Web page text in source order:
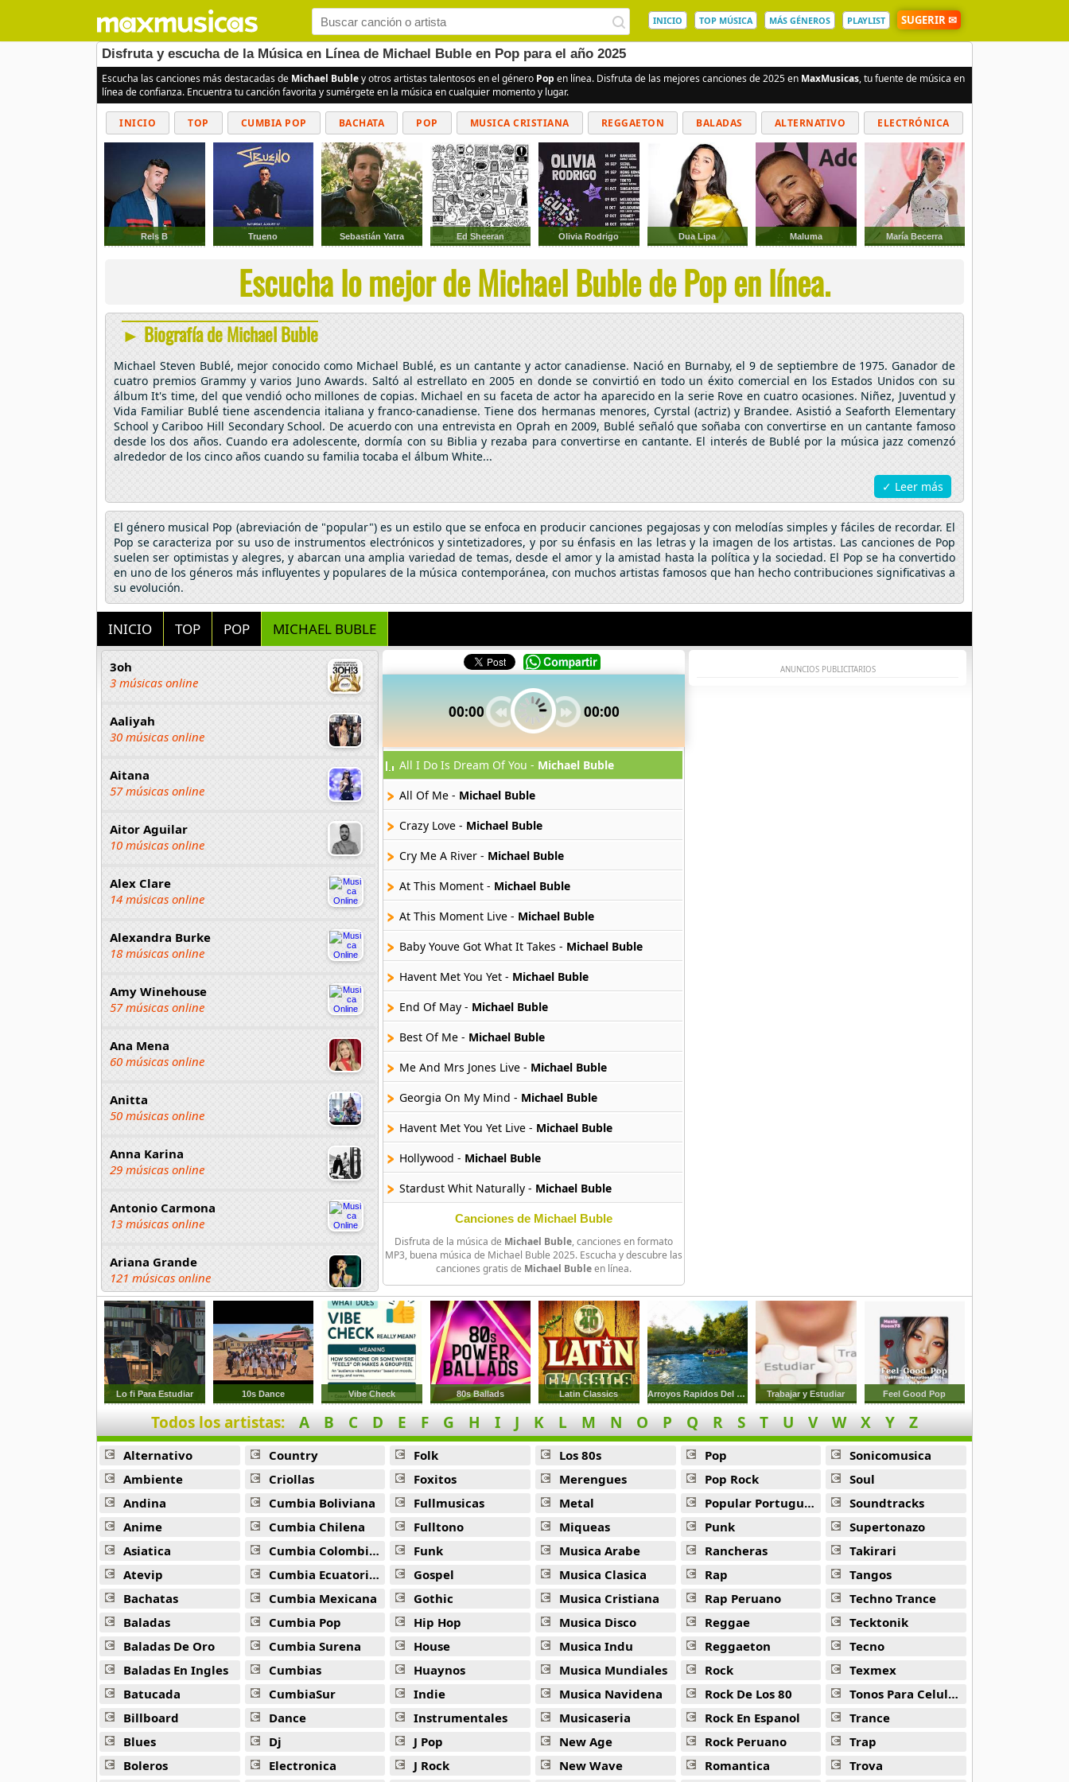
INICIO TOP MÚSICA MÁS GÉNEROS PLAYLIST SUGERIR ✉
Disfruta y escucha de la Música en Línea de Michael Buble en Pop para el año 2025
Escucha las canciones más destacadas de Michael Bubley otros artistas talentosos en el género Pop en línea. Disfruta de las mejores canciones de 2025 en MaxMusicas, tu fuente de música en
línea de confianza. Encuentra tu canción favorita y sumérgete en la música en cualquier momento y lugar.
INICIO TOP CUMBIA POP BACHATA POP MUSICA CRISTIANA REGGAETON BALADAS ALTERNATIVO ELECTRÓNICA
CUMBIAS
Rels B Trueno Sebastián Yatra Ed Sheeran Olivia Rodrigo Dua Lipa Maluma María Becerra
Escucha lo mejor de Michael Buble de Pop en línea.
► Biografía de Michael Buble
Michael Steven Bublé, mejor conocido como Michael Bublé, es un cantante y actor canadiense. Nació en Burnaby, el 9 de septiembre de 1975. Ganador de
cuatro premios Grammy y varios Juno Awards. Saltó al estrellato en 2005 en donde se convirtió en todo un éxito comercial en los Estados Unidos con su
álbum It's time, del que vendió ocho millones de copias. Michael en su faceta de actor ha aparecido en la serie Rove en cuatro ocasiones. Niñez, Juventud y
Vida Familiar Bublé tiene ascendencia italiana y franco-canadiense. Tiene dos hermanas menores, Cyrstal (actriz) y Brandee. Asistió a Seaforth Elementary
School y Cariboo Hill Secondary School. De acuerdo con una entrevista en Oprah en 2009, Bublé señaló que soñaba con convertirse en un cantante famoso
desde los dos años. Cuando era adolescente, dormía con su Biblia y rezaba para convertirse en cantante. El interés de Bublé por la música jazz comenzó
alrededor de los cinco años cuando su familia tocaba el álbum White...
✓ Leer más
El género musical Pop (abreviación de "popular") es un estilo que se enfoca en producir canciones pegajosas y con melodías simples y fáciles de recordar. El
Pop se caracteriza por su uso de instrumentos electrónicos y sintetizadores, y por su énfasis en las letras y la imagen de los artistas. Las canciones de Pop
suelen ser optimistas y alegres, y abarcan una amplia variedad de temas, desde el amor y la amistad hasta la política y la sociedad. El Pop se ha convertido
en uno de los géneros más influyentes y populares de la música contemporánea, con muchos artistas famosos que han hecho contribuciones significativas a
su evolución.
INICIO TOP POP MICHAEL BUBLE
3oh
3 músicas online
Aaliyah
30 músicas online
Aitana
57 músicas online
Aitor Aguilar
10 músicas online
Alex Clare
14 músicas online
Alexandra Burke
18 músicas online
Amy Winehouse
57 músicas online
Ana Mena
60 músicas online
Anitta
50 músicas online
Anna Karina
29 músicas online
Antonio Carmona
13 músicas online
Ariana Grande
121 músicas online
Aselin Debison
25 músicas online
Asmir Young
36 músicas online
Aya Nakamura
44 músicas online
B J Thomas
18 músicas online
Bellakath
27 músicas online
Benson Boone
16 músicas online
Beret
50 músicas online
Big Time Rush
14 músicas online
Bikeride
61 músicas online
00:00 00:00
All I Do Is Dream Of You - Michael Buble
All Of Me - Michael Buble
Crazy Love - Michael Buble
Cry Me A River - Michael Buble
At This Moment - Michael Buble
At This Moment Live - Michael Buble
Baby Youve Got What It Takes - Michael Buble
Havent Met You Yet - Michael Buble
End Of May - Michael Buble
Best Of Me - Michael Buble
Me And Mrs Jones Live - Michael Buble
Georgia On My Mind - Michael Buble
Havent Met You Yet Live - Michael Buble
Hollywood - Michael Buble
Stardust Whit Naturally - Michael Buble
Twist And Shoud Live -Michael Buble
Whatecer It Takes - Michael Buble
Youre Nobody Till Somebody Loves You -
Heartache Tonight -Michael Buble
Heartache Toninght Live -Michael Buble
Hold On -Michael Buble
Some Kind Of Wonderful -Michael Buble
Canciones de Michael Buble
Disfruta de la música de Michael Buble, canciones en formato
MP3, buena música de Michael Buble 2025. Escucha y descubre las
canciones gratis de Michael Bubleen línea.
ANUNCIOS PUBLICITARIOS
Lo fi Para Estudiar 10s Dance Vibe Check 80s Ballads Latin Classics Arroyos Rapidos Del Rio Trabajar y Estudiar Feel Good Pop
Todos los artistas: A B C D E F G H I J K L M N O P Q R S T U V W X Y Z
Alternativo
Ambiente
Andina
Anime
Asiatica
Atevip
Bachatas
Baladas
Baladas De Oro
Baladas En Ingles
Batucada
Billboard
Blues
Boleros
Country
Criollas
Cumbia Boliviana
Cumbia Chilena
Cumbia Colombiana
Cumbia Ecuatoriana
Cumbia Mexicana
Cumbia Pop
Cumbia Surena
Cumbias
CumbiaSur
Dance
Dj
Electronica
Folk
Foxitos
Fullmusicas
Fulltono
Funk
Gospel
Gothic
Hip Hop
House
Huaynos
Indie
Instrumentales
J Pop
J Rock
Los 80s
Merengues
Metal
Miqueas
Musica Arabe
Musica Clasica
Musica Cristiana
Musica Disco
Musica Indu
Musica Mundiales
Musica Navidena
Musicaseria
New Age
New Wave
Pop
Pop Rock
Popular Portuguesa
Punk
Rancheras
Rap
Rap Peruano
Reggae
Reggaeton
Rock
Rock De Los 80
Rock En Espanol
Rock Peruano
Romantica
Sonicomusica
Soul
Soundtracks
Supertonazo
Takirari
Tangos
Techno Trance
Tecktonik
Tecno
Texmex
Tonos Para Celulares
Trance
Trap
Trova